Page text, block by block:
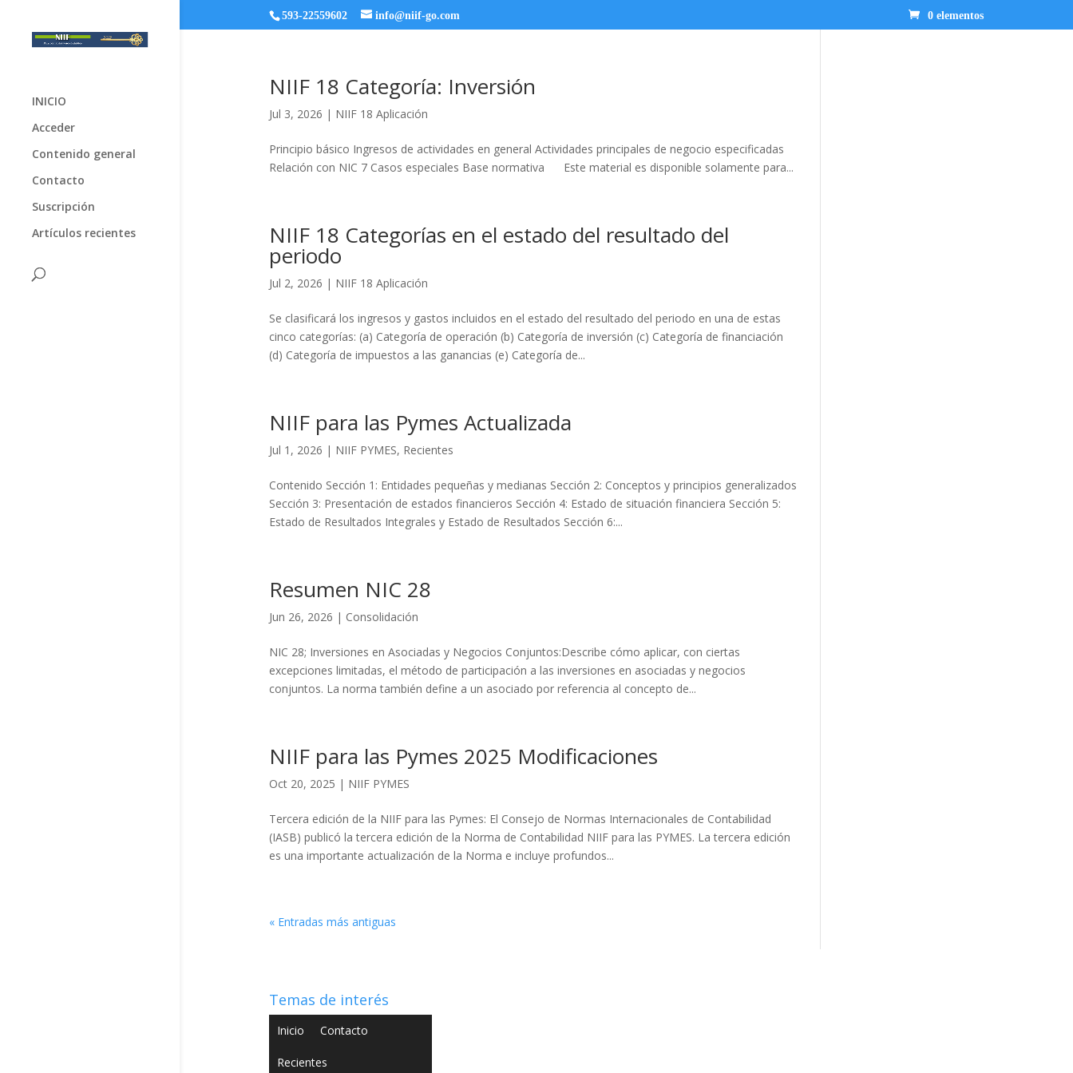
593-22559602 info@niif-go.com 0 elementos
INICIO
Acceder
Contenido general
Contacto
Suscripción
Artículos recientes
NIIF 18 Categoría: Inversión
Jul 3, 2026 | NIIF 18 Aplicación
Principio básico Ingresos de actividades en general Actividades principales de negocio especificadas
Relación con NIC 7 Casos especiales Base normativa Este material es disponible solamente para...
NIIF 18 Categorías en el estado del resultado del
periodo
Jul 2, 2026 | NIIF 18 Aplicación
Se clasificará los ingresos y gastos incluidos en el estado del resultado del periodo en una de estas
cinco categorías: (a) Categoría de operación (b) Categoría de inversión (c) Categoría de financiación
(d) Categoría de impuestos a las ganancias (e) Categoría de...
NIIF para las Pymes Actualizada
Jul 1, 2026 | NIIF PYMES, Recientes
Contenido Sección 1: Entidades pequeñas y medianas Sección 2: Conceptos y principios generalizados
Sección 3: Presentación de estados financieros Sección 4: Estado de situación financiera Sección 5:
Estado de Resultados Integrales y Estado de Resultados Sección 6:...
Resumen NIC 28
Jun 26, 2026 | Consolidación
NIC 28; Inversiones en Asociadas y Negocios Conjuntos:Describe cómo aplicar, con ciertas
excepciones limitadas, el método de participación a las inversiones en asociadas y negocios
conjuntos. La norma también define a un asociado por referencia al concepto de...
NIIF para las Pymes 2025 Modificaciones
Oct 20, 2025 | NIIF PYMES
Tercera edición de la NIIF para las Pymes: El Consejo de Normas Internacionales de Contabilidad
(IASB) publicó la tercera edición de la Norma de Contabilidad NIIF para las PYMES. La tercera edición
es una importante actualización de la Norma e incluye profundos...
« Entradas más antiguas
Temas de interés
Inicio Contacto
Recientes